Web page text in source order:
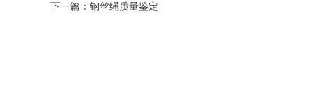
下一篇： 钢丝绳质量鉴定